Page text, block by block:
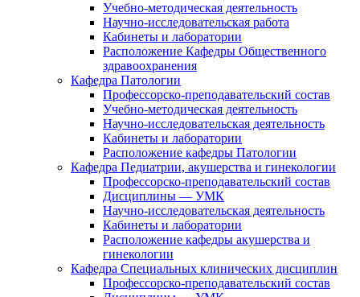
Учебно-методическая деятельность
Научно-исследовательская работа
Кабинеты и лаборатории
Расположение Кафедры Общественного
здравоохранения
Кафедра Патологии
Профессорско-преподавательский состав
Учебно-методическая деятельность
Научно-исследовательская деятельность
Кабинеты и лаборатории
Расположение кафедры Патологии
Кафедра Педиатрии, акушерства и гинекологии
Профессорско-преподавательский состав
Дисциплины — УМК
Научно-исследовательская деятельность
Кабинеты и лаборатории
Расположение кафедры акушерства и
гинекологии
Кафедра Специальных клинических дисциплин
Профессорско-преподавательский состав